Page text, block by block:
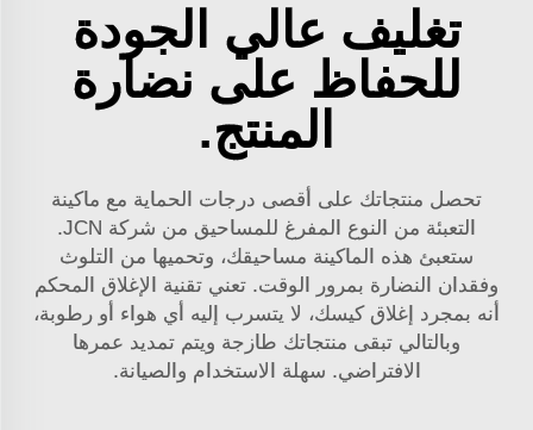
تغليف عالي الجودة
للحفاظ على نضارة
المنتج.
تحصل منتجاتك على أقصى درجات الحماية مع ماكينة
التعبئة من النوع المفرغ للمساحيق من شركة JCN.
ستعبئ هذه الماكينة مساحيقك، وتحميها من التلوث
وفقدان النضارة بمرور الوقت. تعني تقنية الإغلاق المحكم
أنه بمجرد إغلاق كيسك، لا يتسرب إليه أي هواء أو رطوبة،
وبالتالي تبقى منتجاتك طازجة ويتم تمديد عمرها
الافتراضي. سهلة الاستخدام والصيانة.